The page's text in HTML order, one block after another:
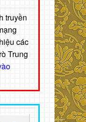
truyền
các
Trung